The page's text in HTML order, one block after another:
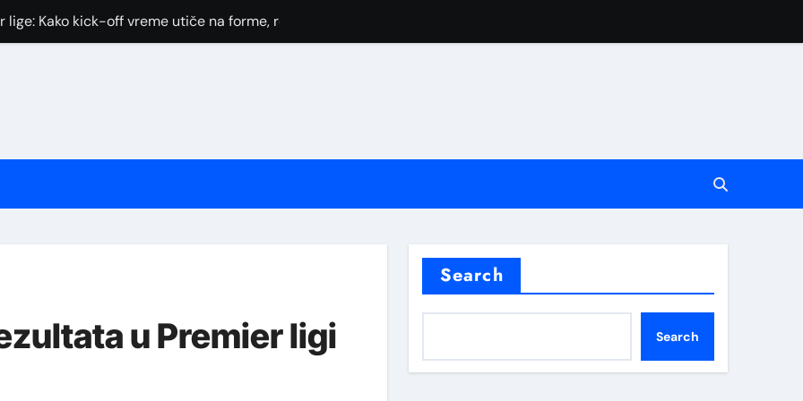
Kako kick-off vreme utiče na forme, rotacije i kvote
Kvote za Premier Ligu: Od Prvih Linija do Finalnih Pomeranja
povrede i curenja startnih postava — uticaj na kvote i FPL strategiju
rotacije, povrede i raspored za pametne tipove i FPL odluke
Vodič: Kako Analiza Rasporeda i Rotacija Donosi Prave Odluke
u Premier ligi
Search
Search